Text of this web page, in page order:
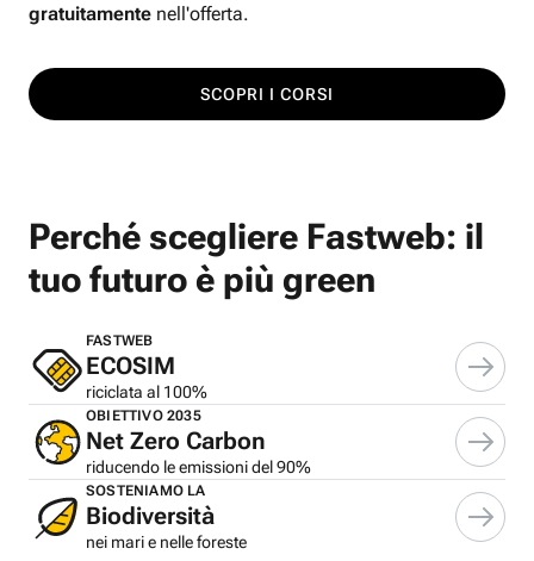
gratuitamente nell'offerta.
SCOPRI I CORSI
Perché scegliere Fastweb: il
tuo futuro è più green
FASTWEB
ECOSIM
riciclata al 100%
OBIETTIVO 2035
Net Zero Carbon
riducendo le emissioni del 90%
SOSTENIAMO LA
Biodiversità
nei mari e nelle foreste